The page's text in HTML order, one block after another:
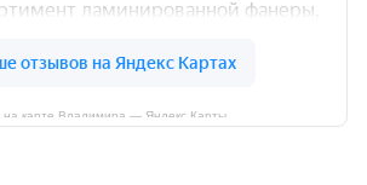
на карте Владимира — Яндекс Карты